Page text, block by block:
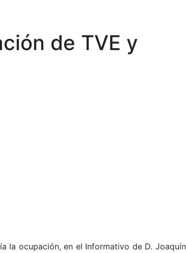
de TVE y
la ocupación, en el Informativo de D. Joaquín